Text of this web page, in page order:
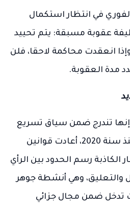
في انتظار استكمال
عقوبة مسبقة: يتم تحييد
انعقدت محاكمة لاحقا، فلن
مدة العقوبة.
تندرج ضمن سياق تسريع
تجريم الكلمة الفكرية. منذ سنة 2020، أعادت قوانين
الكاذبة رسم الحدود بين الرأي
والتعليق، وهي أنشطة جوهر
تدخل ضمن مجال جزائي